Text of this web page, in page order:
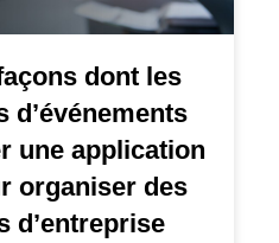
dont les
d’événements
une application
organiser des
d’entreprise